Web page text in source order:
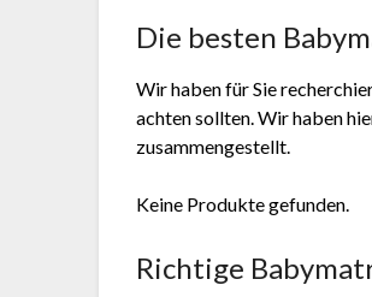
Die besten
Wir haben für Sie
achten sollten. Wir haben
zusammengestellt.
Keine Produkte gefunden.
Richtige